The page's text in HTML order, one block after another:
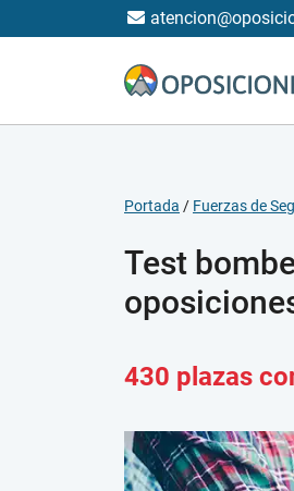
Portada / Fuerzas de
Test
430 plazas